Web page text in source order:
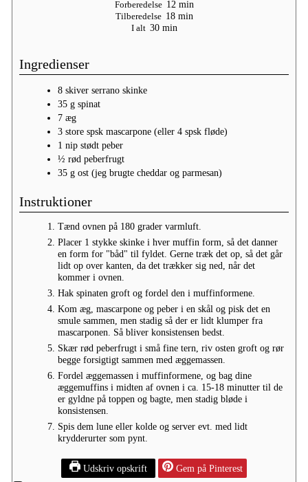
Forberedelse 12minutter
min
Tilberedelse 18minutter
min
I alt 30minutter
min
Ingredienser
8 skiver serrano skinke
35 g spinat
7 æg
3 store spsk mascarpone (eller 4 spsk fløde)
1 nip stødt peber
½ rød peberfrugt
35 g ost (jeg brugte cheddar og parmesan)
Instruktioner
Tænd ovnen på 180 grader varmluft.
Placer 1 stykke skinke i hver muffin form, så det danner
en form for "båd" til fyldet. Gerne træk det op, så det går
lidt op over kanten, da det trækker sig ned, når det
kommer i ovnen.
Hak spinaten groft og fordel den i muffinformene.
Kom æg, mascarpone og peber i en skål og pisk det en
smule sammen, men stadig så der er lidt klumper fra
mascarponen. Så bliver konsistensen bedst.
Skær rød peberfrugt i små fine tern, riv osten groft og rør
begge forsigtigt sammen med æggemassen.
Fordel æggemassen i muffinformene, og bag dine
æggemuffins i midten af ovnen i ca. 15-18 minutter til de
er gyldne på toppen og bagte, men stadig bløde i
konsistensen.
Spis dem lune eller kolde og server evt. med lidt
krydderurter som pynt.
Udskriv opskrift
Gem på Pinterest